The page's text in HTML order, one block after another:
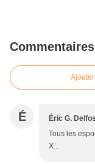
Commentaires
É Éric G.
Tous les
X...